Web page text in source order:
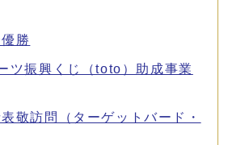
勝
ツ振興くじ（toto）助成事業
敬訪問（ターゲットバード・